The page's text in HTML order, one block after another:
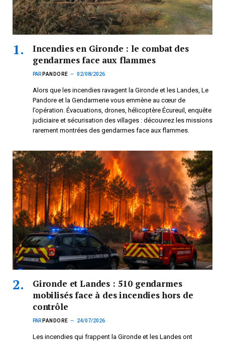
Incendies en Gironde : le combat des
gendarmes face aux flammes
PAR PANDORE 02/08/2026
Alors que les incendies ravagent la Gironde et les Landes, Le
Pandore et la Gendarmerie vous emmène au cœur de
l’opération. Évacuations, drones, hélicoptère Écureuil, enquête
judiciaire et sécurisation des villages : découvrez les missions
rarement montrées des gendarmes face aux flammes.
Gironde et Landes : 510 gendarmes
mobilisés face à des incendies hors de
contrôle
PAR PANDORE 24/07/2026
Les incendies qui frappent la Gironde et les Landes ont